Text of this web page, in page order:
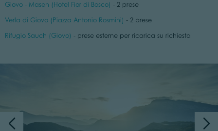
Giovo - Masen (Hotel Fior di Bosco) - 2 prese
Verla di Giovo (Piazza Antonio Rosmini) - 2 prese
Rifugio Sauch (Giovo) - prese esterne per ricarica su richiesta